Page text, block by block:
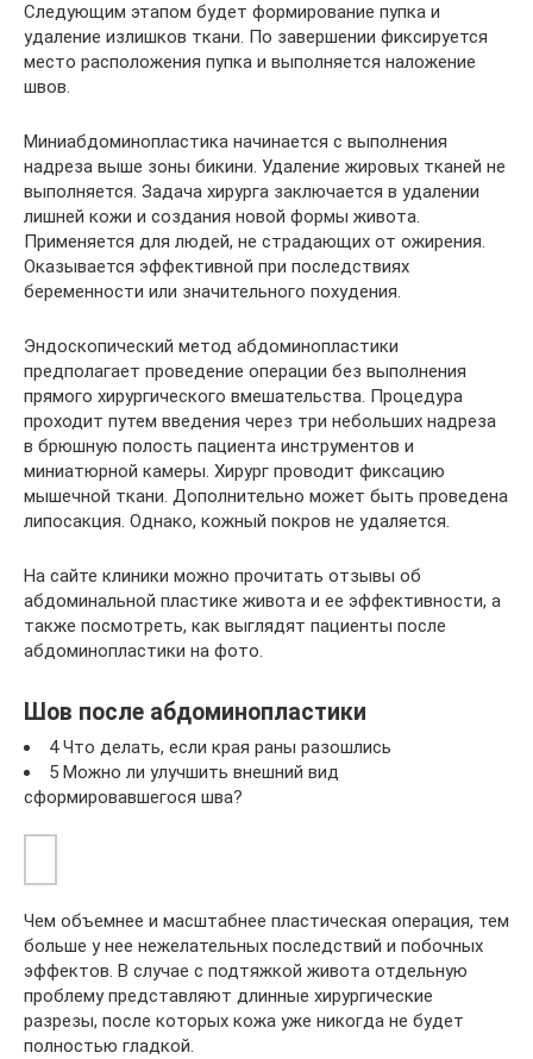
Следующим этапом будет формирование пупка и
удаление излишков ткани. По завершении фиксируется
место расположения пупка и выполняется наложение
швов.
Миниабдоминопластика начинается с выполнения
надреза выше зоны бикини. Удаление жировых тканей не
выполняется. Задача хирурга заключается в удалении
лишней кожи и создания новой формы живота.
Применяется для людей, не страдающих от ожирения.
Оказывается эффективной при последствиях
беременности или значительного похудения.
Эндоскопический метод абдоминопластики
предполагает проведение операции без выполнения
прямого хирургического вмешательства. Процедура
проходит путем введения через три небольших надреза
в брюшную полость пациента инструментов и
миниатюрной камеры. Хирург проводит фиксацию
мышечной ткани. Дополнительно может быть проведена
липосакция. Однако, кожный покров не удаляется.
На сайте клиники можно прочитать отзывы об
абдоминальной пластике живота и ее эффективности, а
также посмотреть, как выглядят пациенты после
абдоминопластики на фото.
Шов после абдоминопластики
4 Что делать, если края раны разошлись
5 Можно ли улучшить внешний вид
сформировавшегося шва?
Чем объемнее и масштабнее пластическая операция, тем
больше у нее нежелательных последствий и побочных
эффектов. В случае с подтяжкой живота отдельную
проблему представляют длинные хирургические
разрезы, после которых кожа уже никогда не будет
полностью гладкой.